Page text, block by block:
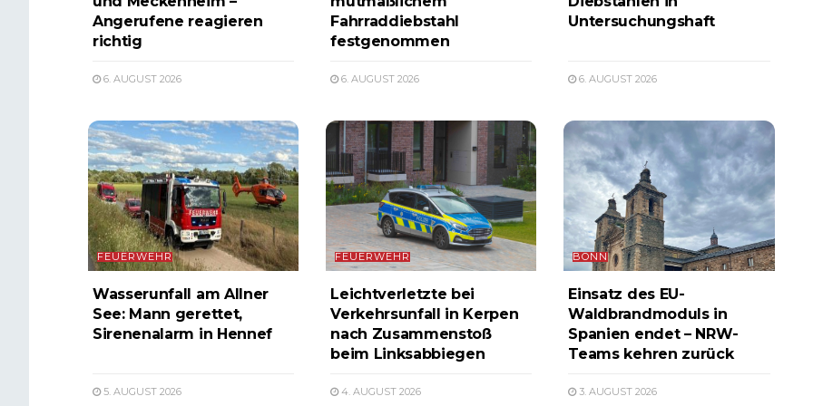
Angerufene reagieren
richtig
6. AUGUST 2026
Fahrraddiebstahl
festgenommen
6. AUGUST 2026
Untersuchungshaft
6. AUGUST 2026
FEUERWEHR
Wasserunfall am Allner
See: Mann gerettet,
Sirenenalarm in Hennef
5. AUGUST 2026
FEUERWEHR
Leichtverletzte bei
Verkehrsunfall in Kerpen
nach Zusammenstoß
beim Linksabbiegen
4. AUGUST 2026
BONN
Einsatz des EU-
Waldbrandmoduls in
Spanien endet – NRW-
Teams kehren zurück
3. AUGUST 2026